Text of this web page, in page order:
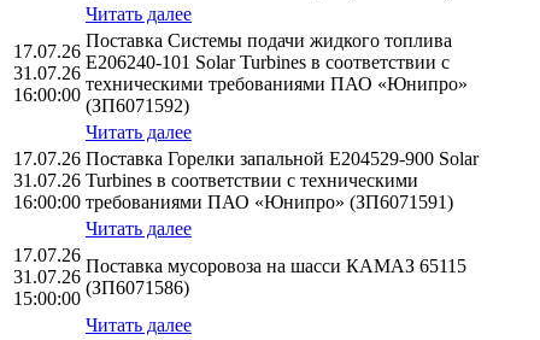
Читать далее
17.07.26
31.07.26
16:00:00
Поставка Системы подачи жидкого топлива
E206240-101 Solar Turbines в соответствии с
техническими требованиями ПАО «Юнипро»
(ЗП6071592)
Читать далее
17.07.26
31.07.26
16:00:00
Поставка Горелки запальной E204529-900 Solar
Turbines в соответствии с техническими
требованиями ПАО «Юнипро» (ЗП6071591)
Читать далее
17.07.26
31.07.26
15:00:00
Поставка мусоровоза на шасси КАМАЗ 65115
(ЗП6071586)
Читать далее